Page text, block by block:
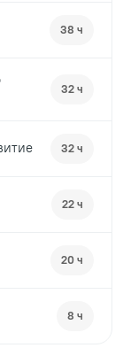
38 ч
32 ч
32 ч
22 ч
20 ч
8 ч